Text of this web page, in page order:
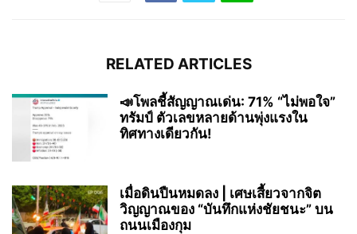
RELATED ARTICLES
📣โพลชี้สัญญาณเด่น: 71% “ไม่พอใจ”
ทรัมป์ ตัวเลขหลายด้านพุ่งแรงใน
ทิศทางเดียวกัน!
เมื่อดินปืนหมดลง | เศษเสี้ยวจากจิต
วิญญาณของ “บันทึกแห่งชัยชนะ” บน
ถนนเมืองกุม